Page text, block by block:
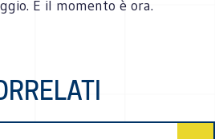
E il momento è ora.